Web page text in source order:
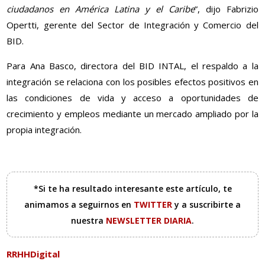
ciudadanos en América Latina y el Caribe”, dijo Fabrizio
Opertti, gerente del Sector de Integración y Comercio del
BID.
Para Ana Basco, directora del BID INTAL, el respaldo a la
integración se relaciona con los posibles efectos positivos en
las condiciones de vida y acceso a oportunidades de
crecimiento y empleos mediante un mercado ampliado por la
propia integración.
*Si te ha resultado interesante este artículo, te
animamos a seguirnos en TWITTERy a suscribirte a
nuestra NEWSLETTER DIARIA.
RRHHDigital